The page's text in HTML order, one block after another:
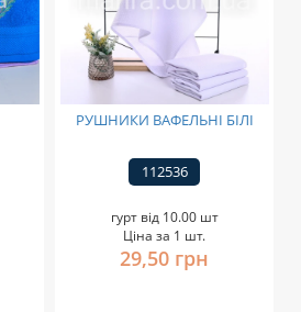
РУШНИКИ ВАФЕЛЬНІ БІЛІ
112536
гурт від 10.00 шт
Ціна за 1 шт.
29,50 грн